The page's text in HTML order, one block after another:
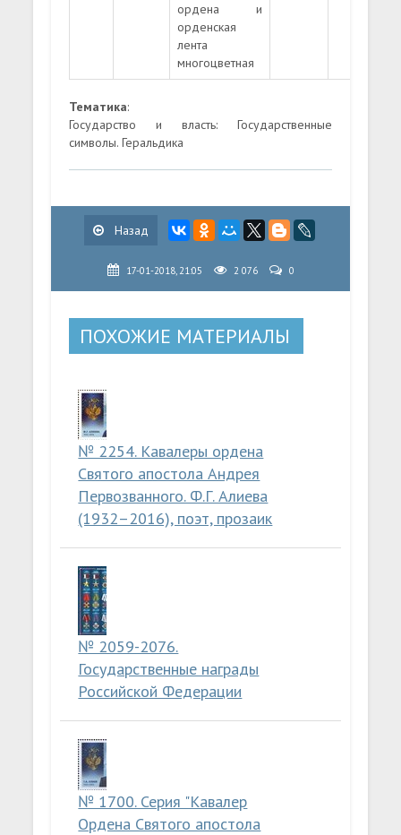
ордена и
орденская
лента
многоцветная
Тематика:
Государство и власть: Государственные
символы. Геральдика
Назад
17-01-2018, 21:05 2 076 0
ПОХОЖИЕ МАТЕРИАЛЫ
№ 2254. Кавалеры ордена
Святого апостола Андрея
Первозванного. Ф.Г. Алиева
(1932–2016), поэт, прозаик
№ 2059-2076.
Государственные награды
Российской Федерации
№ 1700. Серия "Кавалер
Ордена Святого апостола